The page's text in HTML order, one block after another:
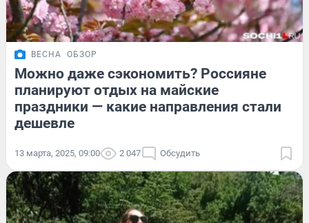
ВЕСНА ОБЗОР
Можно даже сэкономить? Россияне
планируют отдых на майские
праздники — какие направления стали
дешевле
13 марта, 2025, 09:00 2 047 Обсудить